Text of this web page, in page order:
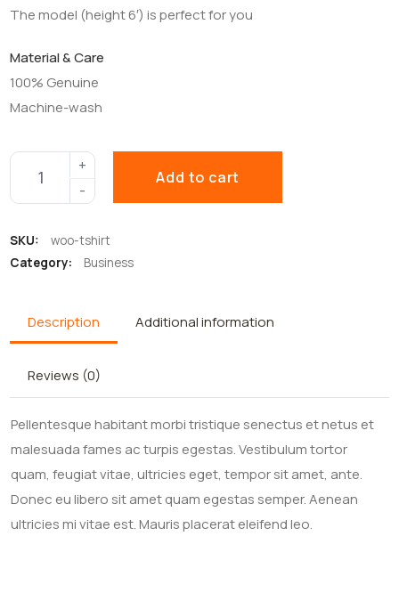
The model (height 6′) is perfect for you
Material & Care
100% Genuine
Machine-wash
Add to cart
SKU:
woo-tshirt
Category:
Business
Description Additional information
Reviews (0)
Pellentesque habitant morbi tristique senectus et netus et
malesuada fames ac turpis egestas. Vestibulum tortor
quam, feugiat vitae, ultricies eget, tempor sit amet, ante.
Donec eu libero sit amet quam egestas semper. Aenean
ultricies mi vitae est. Mauris placerat eleifend leo.